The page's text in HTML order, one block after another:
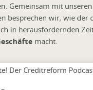
Gemeinsam mit
besprechen wir, wie der
in herausfordernden
macht.